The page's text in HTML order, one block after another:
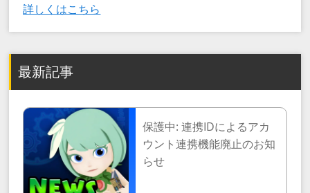
詳しくはこちら
最新記事
保護中: 連携IDによるアカ
ウント連携機能廃止のお知
らせ